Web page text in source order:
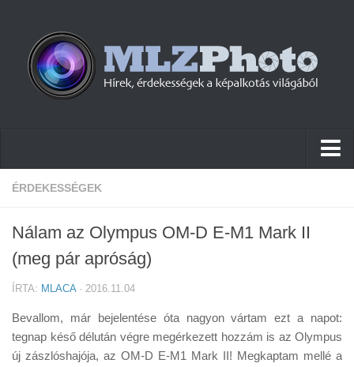
Hírek
Cikkek
Szoftver
Tudástár
Tanácsok
ÉRDEKESSÉGEK
Nálam az Olympus OM-D E-M1 Mark II
(meg pár apróság)
ÍRTA: MLACA· 2016.11.04
Bevallom, már bejelentése óta nagyon vártam ezt a napot:
tegnap késő délután végre megérkezett hozzám is az Olympus
új zászlóshajója, az OM-D E-M1 Mark II! Megkaptam mellé a